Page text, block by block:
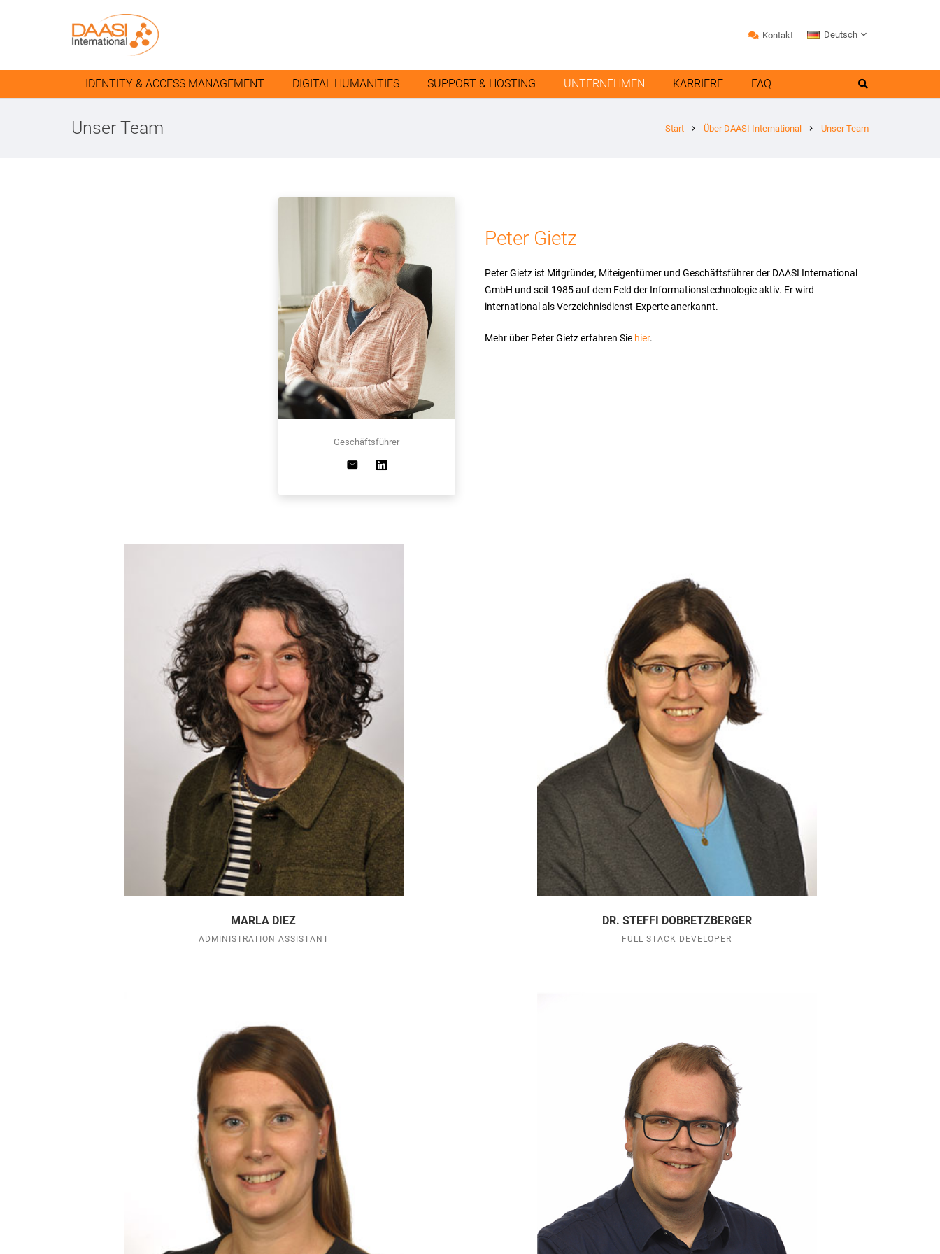
Kontakt Deutsch
IDENTITY & ACCESS MANAGEMENT DIGITAL HUMANITIES SUPPORT & HOSTING UNTERNEHMEN KARRIERE FAQ
Unser Team Start chevron_right Über DAASI International chevron_right Unser Team
Geschäftsführer
Peter Gietz
Peter Gietz ist Mitgründer, Miteigentümer und Geschäftsführer der DAASI International
GmbH und seit 1985 auf dem Feld der Informationstechnologie aktiv. Er wird
international als Verzeichnisdienst-Experte anerkannt.
Mehr über Peter Gietz erfahren Sie hier.
MARLA DIEZ
ADMINISTRATION ASSISTANT
DR. STEFFI DOBRETZBERGER
FULL STACK DEVELOPER